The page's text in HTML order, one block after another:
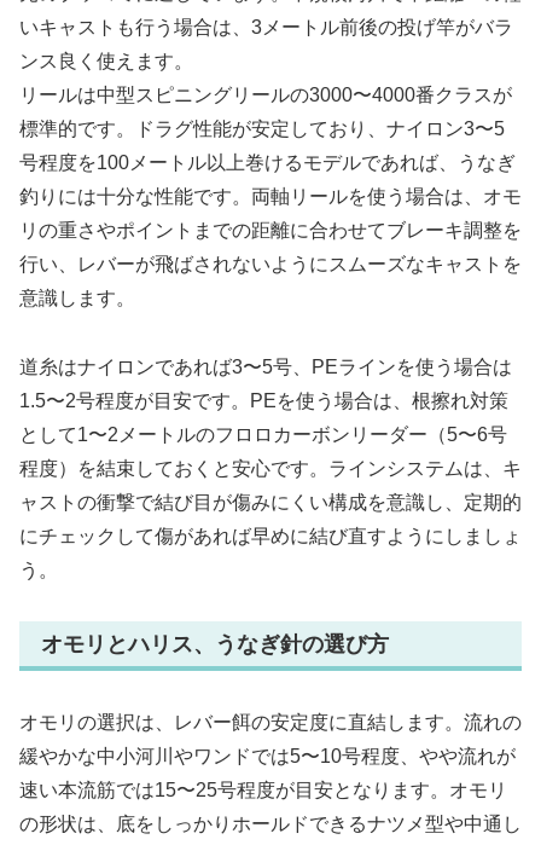
いキャストも行う場合は、3メートル前後の投げ竿がバラ
ンス良く使えます。
リールは中型スピニングリールの3000〜4000番クラスが
標準的です。ドラグ性能が安定しており、ナイロン3〜5
号程度を100メートル以上巻けるモデルであれば、うなぎ
釣りには十分な性能です。両軸リールを使う場合は、オモ
リの重さやポイントまでの距離に合わせてブレーキ調整を
行い、レバーが飛ばされないようにスムーズなキャストを
意識します。
道糸はナイロンであれば3〜5号、PEラインを使う場合は
1.5〜2号程度が目安です。PEを使う場合は、根擦れ対策
として1〜2メートルのフロロカーボンリーダー（5〜6号
程度）を結束しておくと安心です。ラインシステムは、キ
ャストの衝撃で結び目が傷みにくい構成を意識し、定期的
にチェックして傷があれば早めに結び直すようにしましょ
う。
オモリとハリス、うなぎ針の選び方
オモリの選択は、レバー餌の安定度に直結します。流れの
緩やかな中小河川やワンドでは5〜10号程度、やや流れが
速い本流筋では15〜25号程度が目安となります。オモリ
の形状は、底をしっかりホールドできるナツメ型や中通し